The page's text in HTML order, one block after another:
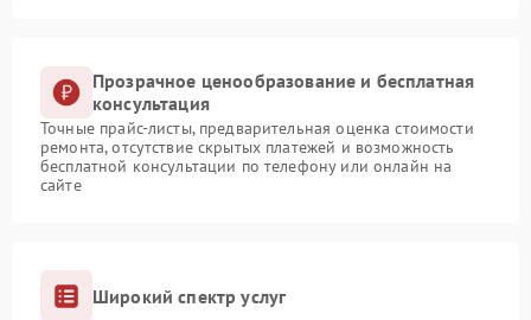
Прозрачное ценообразование и бесплатная
консультация
Точные прайс-листы, предварительная оценка стоимости
ремонта, отсутствие скрытых платежей и возможность
бесплатной консультации по телефону или онлайн на
сайте
Широкий спектр услуг